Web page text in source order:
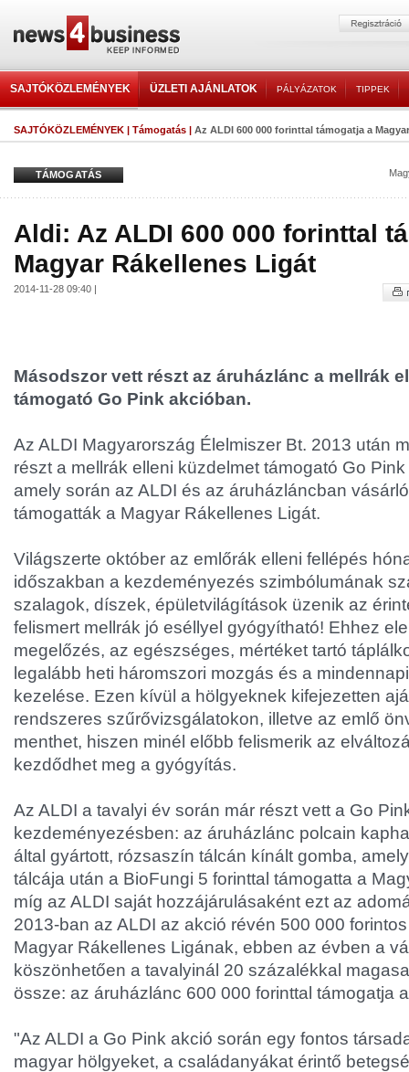
SAJTÓKÖZLEMÉNYEK ÜZLETI AJÁNLATOK PÁLYÁZATOK TIPPEK
SAJTÓKÖZLEMÉNYEK | Támogatás | Az ALDI 600 000 forinttal támogatja a
TÁMOGATÁS
Aldi: Az ALDI 600 000 forinttal
Magyar Rákellenes Ligát
2014-11-28 09:40 |
Másodszor vett részt az áruházlánc a mellrák
támogató Go Pink akcióban.
Az ALDI Magyarország Élelmiszer Bt. 2013 után
részt a mellrák elleni küzdelmet támogató Go
amely során az ALDI és az áruházláncban
támogatták a Magyar Rákellenes Ligát.
Világszerte október az emlőrák elleni fellépés
időszakban a kezdeményezés szimbólumának
szalagok, díszek, épületvilágítások üzenik az
felismert mellrák jó eséllyel gyógyítható! Ehhez
megelőzés, az egészséges, mértéket tartó
legalább heti háromszori mozgás és a
kezelése. Ezen kívül a hölgyeknek kifejezetten
rendszeres szűrővizsgálatokon, illetve az emlő
menthet, hiszen minél előbb felismerik az
kezdődhet meg a gyógyítás.
Az ALDI a tavalyi év során már részt vett a Go
kezdeményezésben: az áruházlánc polcain
által gyártott, rózsaszín tálcán kínált gomba,
tálcája után a BioFungi 5 forinttal támogatta a
míg az ALDI saját hozzájárulásaként ezt az
2013-ban az ALDI az akció révén 500 000
Magyar Rákellenes Ligának, ebben az évben a
köszönhetően a tavalyinál 20 százalékkal
össze: az áruházlánc 600 000 forinttal támogatja
"Az ALDI a Go Pink akció során egy fontos
magyar hölgyeket, a családanyákat érintő